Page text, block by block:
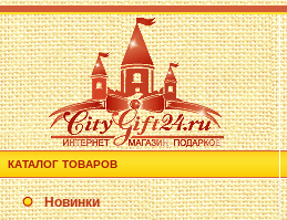
КАТАЛОГ ТОВАРОВ
Новинки